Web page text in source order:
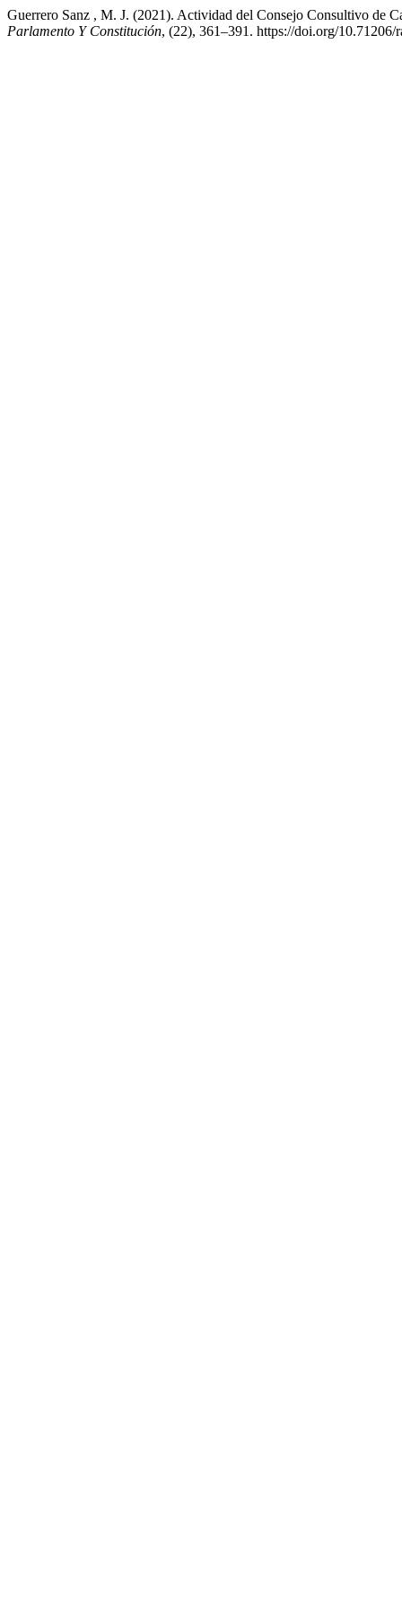
Guerrero Sanz , M. J. (2021). Actividad del Consejo Consultivo de
Parlamento Y Constitución, (22), 361–391. https://doi.org/10.71206/